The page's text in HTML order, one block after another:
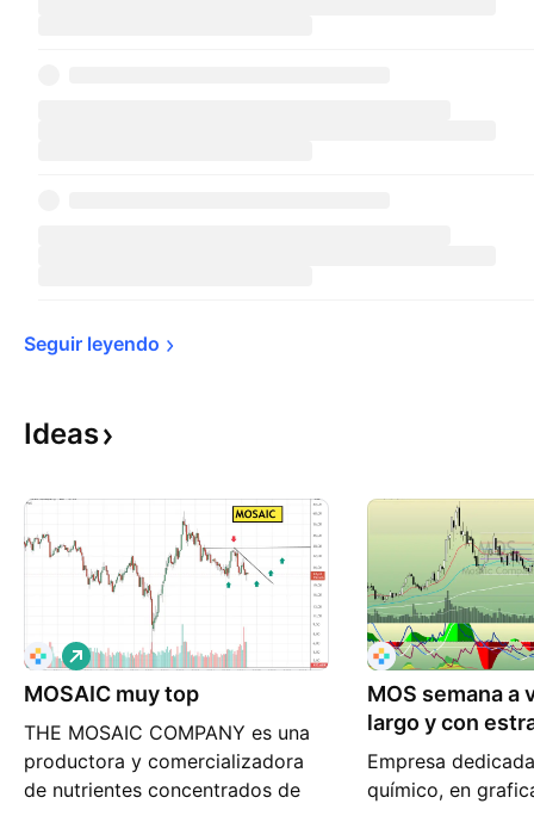
Seguir leyendo
Ideas
MOSAIC muy top
THE MOSAIC COMPANY es una
productora y comercializadora
de nutrientes concentrados de
L
a
r
o
MOS semana a
largo y con
Empresa
químico, en